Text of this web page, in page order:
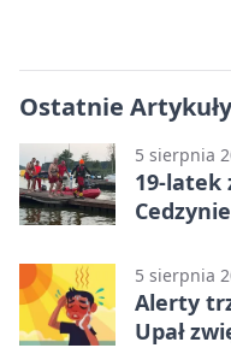
Ostatnie Artykuły
5 sierpnia
19-latek
5 sierpnia
Alerty
Upał